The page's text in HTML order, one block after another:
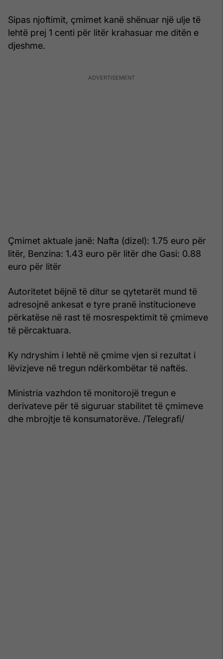
Sipas njoftimit, çmimet kanë shënuar një ulje të
lehtë prej 1 centi për litër krahasuar me ditën e
djeshme.
Çmimet aktuale janë: Nafta (dizel): 1.75 euro për
litër, Benzina: 1.43 euro për litër dhe Gasi: 0.88
euro për litër
Autoritetet bëjnë të ditur se qytetarët mund të
adresojnë ankesat e tyre pranë institucioneve
përkatëse në rast të mosrespektimit të çmimeve
të përcaktuara.
Ky ndryshim i lehtë në çmime vjen si rezultat i
lëvizjeve në tregun ndërkombëtar të naftës.
Ministria vazhdon të monitorojë tregun e
derivateve për të siguruar stabilitet të çmimeve
dhe mbrojtje të konsumatorëve. /Telegrafi/